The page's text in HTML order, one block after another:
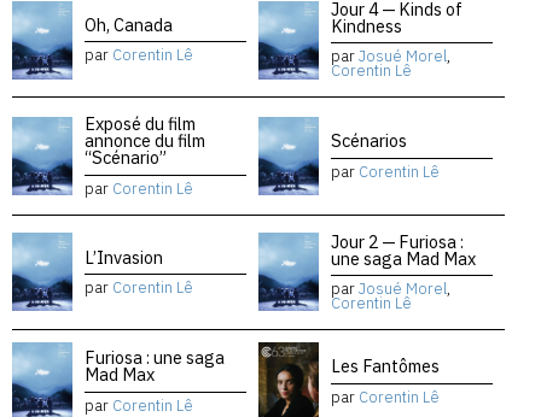
Oh, Canada
par Corentin Lê
Jour 4 — Kinds of
Kindness
parJosué Morel,
Corentin Lê
Exposé du film
annonce du film
“Scénario”
par Corentin Lê
Scénarios
par Corentin Lê
L’Invasion
par Corentin Lê
Jour 2 — Furiosa :
une saga Mad Max
parJosué Morel,
Corentin Lê
Furiosa : une saga
Mad Max
par Corentin Lê
Les Fantômes
par Corentin Lê